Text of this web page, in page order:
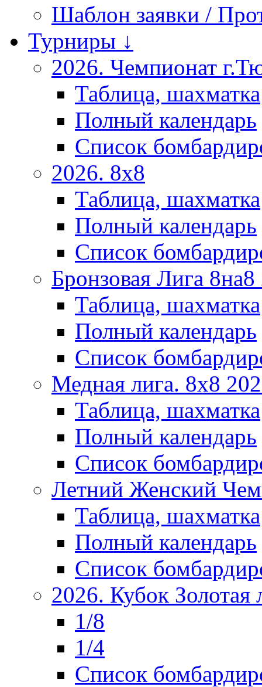
Шаблон заявки /
Турниры ↓
2026. Чемпионат
Таблица, шахматка
Полный календарь
Список
2026. 8х8
Таблица, шахматка
Полный календарь
Список
Бронзовая Лига
Таблица, шахматка
Полный календарь
Список
Медная лига. 8x8
Таблица, шахматка
Полный календарь
Список
Летний Женский
Таблица, шахматка
Полный календарь
Список
2026. Кубок Золотая
1/8
1/4
Список